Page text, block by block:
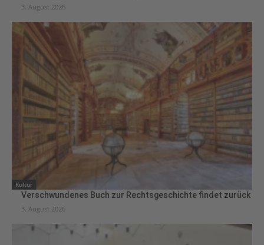
3. August 2026
Kultur
Verschwundenes Buch zur Rechtsgeschichte findet zurück
3. August 2026